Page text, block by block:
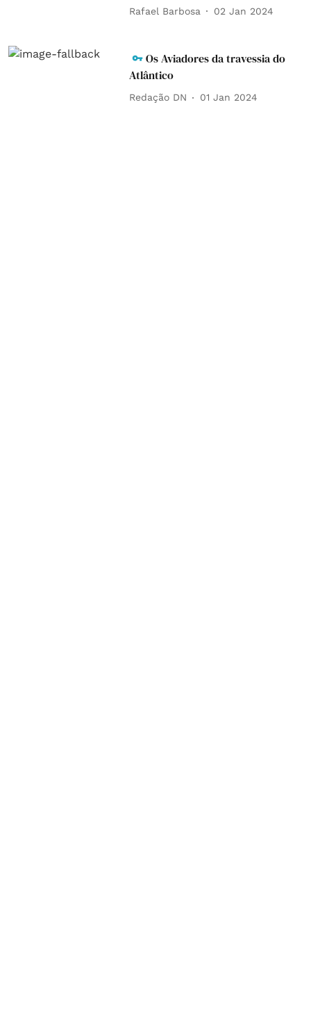
Rafael Barbosa 02 Jan 2024
Os Aviadores da travessia do
Atlântico
Redação DN 01 Jan 2024